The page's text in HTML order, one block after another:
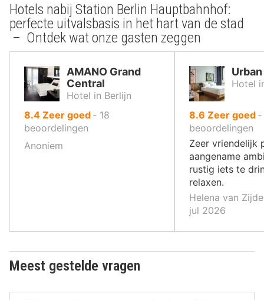
Hotels nabij Station Berlin Hauptbahnhof:
perfecte uitvalsbasis in het hart van de stad
– Ontdek wat onze gasten zeggen
AMANO Grand
Central
Hotel in Berlijn
8.4uit
10
Zeer goed ‐ 18
beoordelingen
Anoniem
Hotel
8.6 uit
10
,
Zeer goed ‐
beoordelingen
Zeer vriendelijk
aangename
rustig iets te
relaxen.
Helena van
jul 2026
Meest gestelde vragen